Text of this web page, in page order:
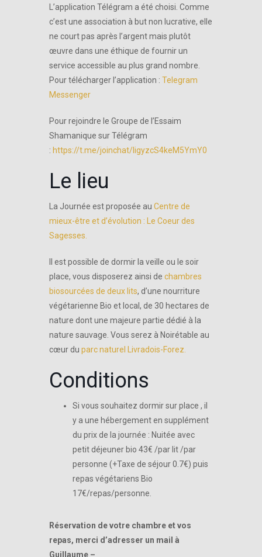
L’application Télégram a été choisi. Comme
c’est une association à but non lucrative, elle
ne court pas après l’argent mais plutôt
œuvre dans une éthique de fournir un
service accessible au plus grand nombre.
Pour télécharger l’application : Telegram
Messenger
Pour rejoindre le Groupe de l’Essaim
Shamanique sur Télégram
: https://t.me/joinchat/ligyzcS4keM5YmY0
Le lieu
La Journée est proposée au Centre de
mieux-être et d’évolution : Le Coeur des
Sagesses.
Il est possible de dormir la veille ou le soir
place, vous disposerez ainsi de chambres
biosourcées de deux lits, d’une nourriture
végétarienne Bio et local, de 30 hectares de
nature dont une majeure partie dédié à la
nature sauvage. Vous serez à Noirétable au
cœur du parc naturel Livradois-Forez.
Conditions
Si vous souhaitez dormir sur place , il
y a une hébergement en supplément
du prix de la journée : Nuitée avec
petit déjeuner bio 43€ /par lit /par
personne (+Taxe de séjour 0.7€) puis
repas végétariens Bio
17€/repas/personne.
Réservation de votre chambre et vos
repas, merci d’adresser un mail à
Guillaume –